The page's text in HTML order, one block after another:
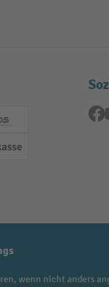
EPS
Vorkasse
wenn nicht anders